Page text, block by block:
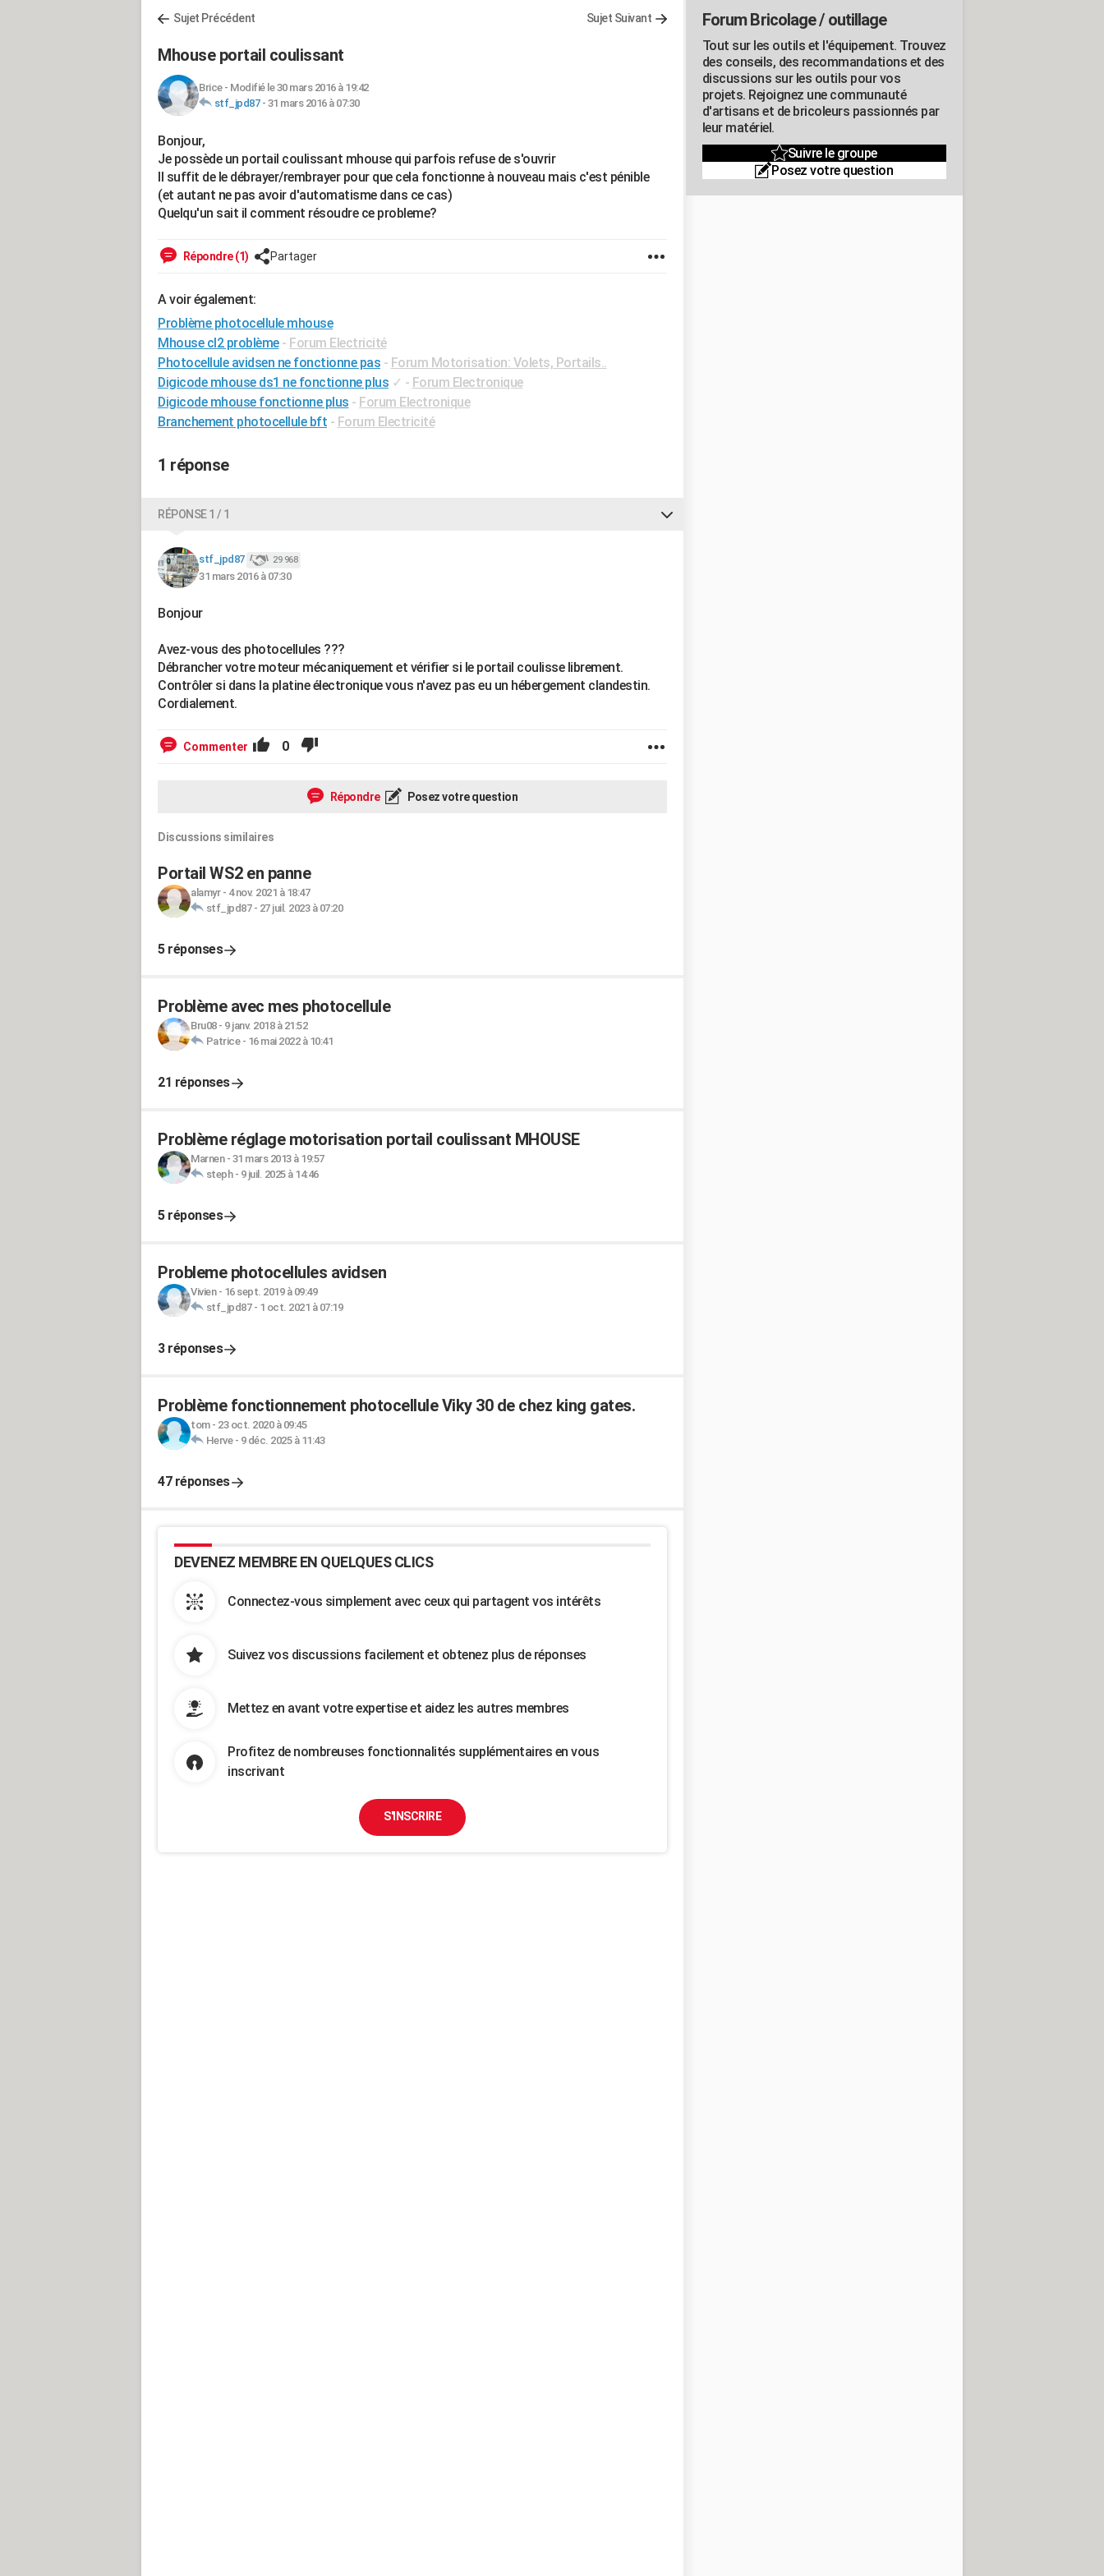
Sujet Précédent Sujet Suivant
Mhouse portail coulissant
Brice- Modifié le 30 mars 2016 à 19:42
stf_jpd87- 31 mars 2016 à 07:30
Bonjour,
Je possède un portail coulissant mhouse qui parfois refuse de s'ouvrir
Il suffit de le débrayer/rembrayer pour que cela fonctionne à nouveau mais c'est pénible
(et autant ne pas avoir d'automatisme dans ce cas)
Quelqu'un sait il comment résoudre ce probleme?
Répondre (1) Partager
A voir également:
Problème photocellule mhouse
Mhouse cl2 problème - Forum Electricité
Photocellule avidsen ne fonctionne pas - Forum Motorisation: Volets, Portails..
Digicode mhouse ds1 ne fonctionne plus ✓ - Forum Electronique
Digicode mhouse fonctionne plus - Forum Electronique
Branchement photocellule bft - Forum Electricité
1 réponse
RÉPONSE 1 / 1
stf_jpd87 29 968
31 mars 2016 à 07:30
Bonjour
Avez-vous des photocellules ???
Débrancher votre moteur mécaniquement et vérifier si le portail coulisse librement.
Contrôler si dans la platine électronique vous n'avez pas eu un hébergement clandestin.
Cordialement.
Commenter 0
Répondre Posez votre question
Discussions similaires
Portail WS2 en panne
alamyr- 4 nov. 2021 à 18:47
stf_jpd87- 27 juil. 2023 à 07:20
5 réponses
Problème avec mes photocellule
Bru08- 9 janv. 2018 à 21:52
Patrice- 16 mai 2022 à 10:41
21 réponses
Problème réglage motorisation portail coulissant MHOUSE
Marnen- 31 mars 2013 à 19:57
steph- 9 juil. 2025 à 14:46
5 réponses
Probleme photocellules avidsen
Vivien- 16 sept. 2019 à 09:49
stf_jpd87- 1 oct. 2021 à 07:19
3 réponses
Problème fonctionnement photocellule Viky 30 de chez king gates.
tom- 23 oct. 2020 à 09:45
Herve- 9 déc. 2025 à 11:43
47 réponses
DEVENEZ MEMBRE EN QUELQUES CLICS
Connectez-vous simplement avec ceux qui partagent vos intérêts
Suivez vos discussions facilement et obtenez plus de réponses
Mettez en avant votre expertise et aidez les autres membres
Profitez de nombreuses fonctionnalités supplémentaires en vous
inscrivant
S'INSCRIRE
Forum Bricolage / outillage
Tout sur les outils et l'équipement. Trouvez
des conseils, des recommandations et des
discussions sur les outils pour vos
projets. Rejoignez une communauté
d'artisans et de bricoleurs passionnés par
leur matériel.
Suivre le groupe
Posez votre question